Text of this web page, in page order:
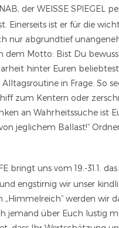
der WEISSE
Einerseits ist er für die
nur abgrundtief
dem Motto: Bist Du
hinter Euren
Alltagsroutine in Frage. So
zum Kentern oder
an Wahrheitssuche ist
jeglichem Ballast!“
bringt uns vom 19.-31.1.
engstirnig wir unser
werden wir
jemand über Euch lustig